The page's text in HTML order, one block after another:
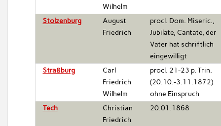
Wilhelm
Stolzenburg
August
Friedrich
procl. Dom. Miseric.,
Jubilate, Cantate, der
Vater hat schriftlich
eingewilligt
Straßburg
Carl
Friedrich
Wilhelm
procl. 21-23 p. Trin.
(20.10.-3.11.1872)
ohne Einspruch
Tech
Christian
Friedrich
20.01.1868